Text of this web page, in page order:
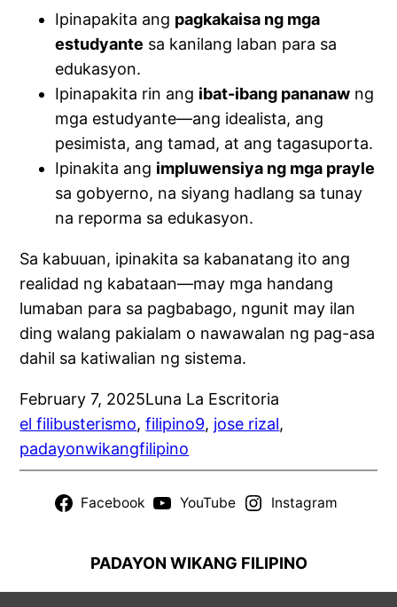
Ipinapakita ang pagkakaisa ng mga
estudyante sa kanilang laban para sa
edukasyon.
Ipinapakita rin ang ibat-ibang pananaw ng
mga estudyante—ang idealista, ang
pesimista, ang tamad, at ang tagasuporta.
Ipinakita ang impluwensiya ng mga prayle
sa gobyerno, na siyang hadlang sa tunay
na reporma sa edukasyon.
Sa kabuuan, ipinakita sa kabanatang ito ang
realidad ng kabataan—may mga handang
lumaban para sa pagbabago, ngunit may ilan
ding walang pakialam o nawawalan ng pag-asa
dahil sa katiwalian ng sistema.
February 7, 2025Luna La Escritoria
el filibusterismo, filipino9, jose rizal
padayonwikangfilipino
Facebook YouTube Instagram
PADAYON WIKANG FILIPINO